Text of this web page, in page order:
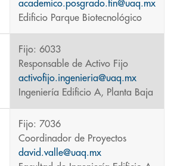
academico.posgrado.fin@uaq.mx
Edificio Parque Biotecnológico
Fijo: 6033
Responsable de Activo Fijo
activofijo.ingenieria@uaq.mx
Ingeniería Edificio A, Planta Baja
Fijo: 7036
Coordinador de Proyectos
david.valle@uaq.mx